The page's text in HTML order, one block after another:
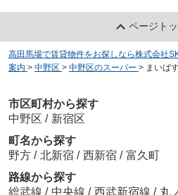
ページト
高田馬場で賃貸物件をお探しなら株式会社
案内 > 中野区 > 中野区のスーパー > まいば
市区町村から探す
中野区 / 新宿区
町名から探す
野方 / 北新宿 / 西新宿 / 富久町
路線から探す
総武線 / 中央線 / 西武新宿線 / 丸